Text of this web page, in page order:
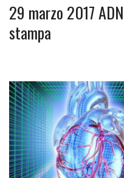
29 marzo 2017
stampa